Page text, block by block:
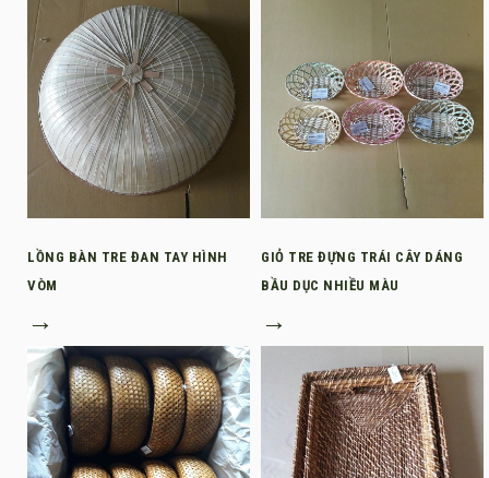
LỒNG BÀN TRE ĐAN TAY HÌNH
VÒM
→
GIỎ TRE ĐỰNG TRÁI CÂY DÁNG
BẦU DỤC NHIỀU MÀU
→